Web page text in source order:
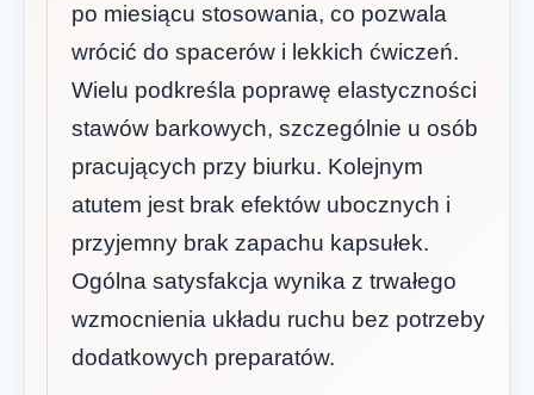
po miesiącu stosowania, co pozwala
wrócić do spacerów i lekkich ćwiczeń.
Wielu podkreśla poprawę elastyczności
stawów barkowych, szczególnie u osób
pracujących przy biurku. Kolejnym
atutem jest brak efektów ubocznych i
przyjemny brak zapachu kapsułek.
Ogólna satysfakcja wynika z trwałego
wzmocnienia układu ruchu bez potrzeby
dodatkowych preparatów.